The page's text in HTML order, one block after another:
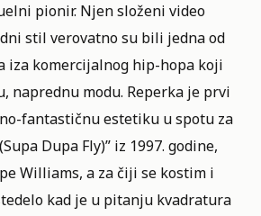
pionir. Njen složeni video
stil verovatno su bili jedna od
iza komercijalnog hip-hopa koji
naprednu modu. Reperka je prvi
fantastičnu estetiku u spotu za
Dupa Fly)” iz 1997. godine,
Williams, a za čiji se kostim i
kad je u pitanju kvadratura